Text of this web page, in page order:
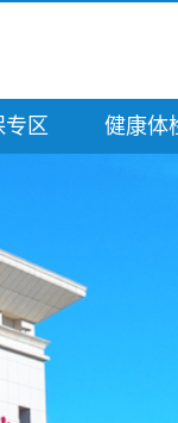
专区 健康体